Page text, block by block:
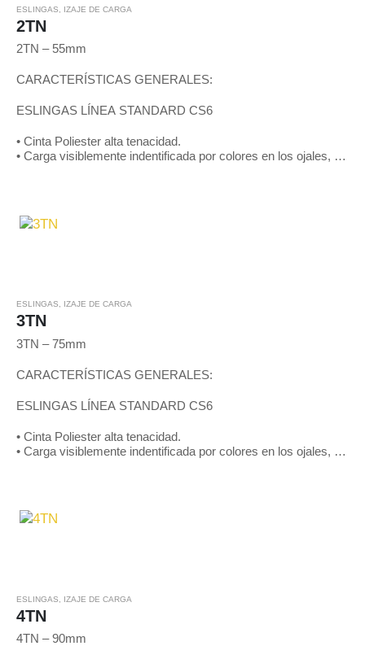
ESLINGAS IZAJE DE CARGA
2TN
2TN – 55mm
CARACTERÍSTICAS GENERALES:
ESLINGAS LÍNEA STANDARD CS6
• Cinta Poliester alta tenacidad.
• Carga visiblemente indentificada por colores en los ojales, de
ESLINGAS, IZAJE DE CARGA
3TN
3TN – 75mm
CARACTERÍSTICAS GENERALES:
ESLINGAS LÍNEA STANDARD CS6
• Cinta Poliester alta tenacidad.
• Carga visiblemente indentificada por colores en los ojales, de
ESLINGAS IZAJE DE CARGA
4TN
4TN – 90mm